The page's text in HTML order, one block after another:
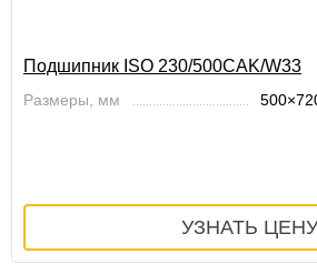
Подшипник ISO 230/500CAK/W33
Размеры, мм